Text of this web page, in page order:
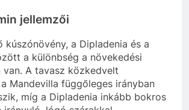
jellemzői
kúszónövény, a Dipladenia és a
a különbség a növekedési
van. A tavasz közkedvelt
Mandevilla függőleges irányban
míg a Dipladenia inkább bokros